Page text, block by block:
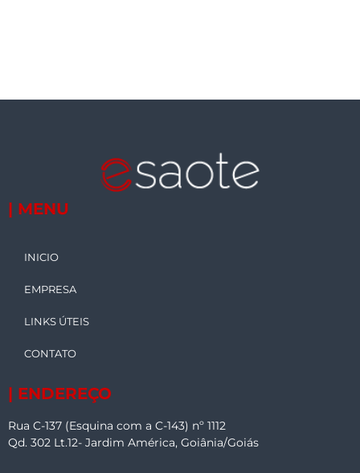
| MENU
INICIO
EMPRESA
LINKS ÚTEIS
CONTATO
| ENDEREÇO
Rua C-137 (Esquina com a C-143) nº 1112
Qd. 302 Lt.12- Jardim América, Goiânia/Goiás